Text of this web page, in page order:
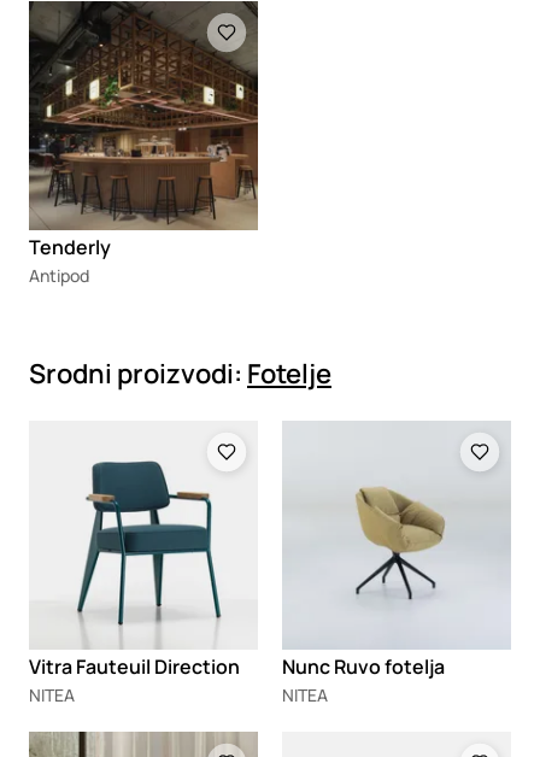
Loading
Tenderly
Antipod
Srodni proizvodi: Fotelje
Vitra Fauteuil Direction
NITEA
Nunc Ruvo fotelja
NITEA
Loading